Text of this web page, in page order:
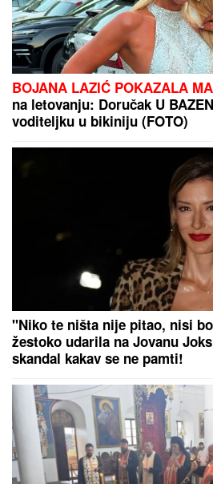
(FOTO) PRVE SLIKE VERIDBE
STANKOVIĆA I ALEKSANDRE
srebrnoj haljini, stavio joj